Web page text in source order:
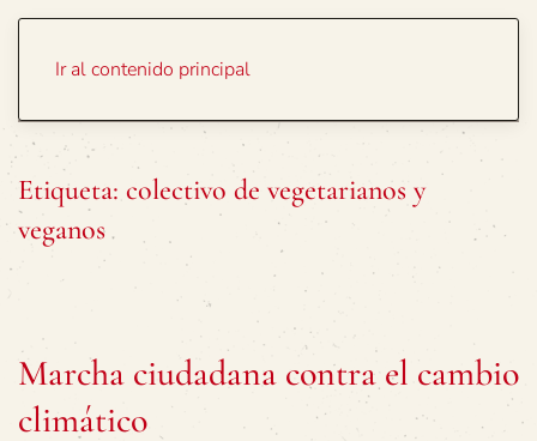
Ir al contenido principal
Etiqueta: colectivo de vegetarianos y
veganos
Marcha ciudadana contra el cambio
climático